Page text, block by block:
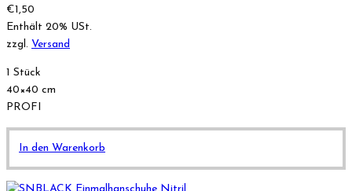
€1,50
Enthält 20% USt.
zzgl. Versand
1 Stück
40×40 cm
PROFI
In den Warenkorb